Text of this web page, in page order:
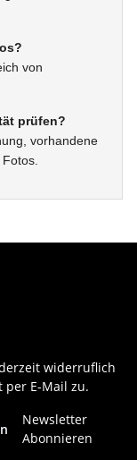
von
prüfen?
vorhandene
widerruflich
E-Mail zu.
Newsletter
Abonnieren